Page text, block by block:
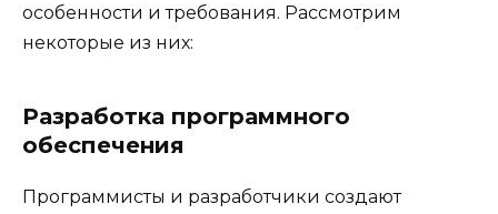
особенности и требования. Рассмотрим
некоторые из них:
Разработка программного
обеспечения
Программисты и разработчики создают